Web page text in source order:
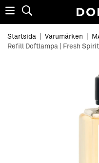
Startsida Varumärken
Refill Doftlampa | Fresh Spirit